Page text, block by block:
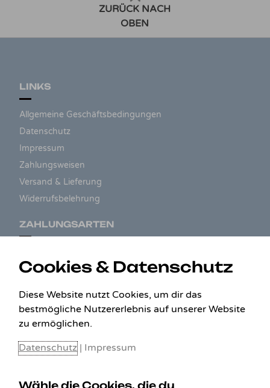
ZURÜCK NACH
OBEN
LINKS
Allgemeine Geschäftsbedingungen
Datenschutz
Impressum
Zahlungsweisen
Versand & Lieferung
Widerrufsbelehrung
ZAHLUNGSARTEN
Cookies & Datenschutz
Diese Website nutzt Cookies, um dir das
bestmögliche Nutzererlebnis auf unserer Website
zu ermöglichen.
Datenschutz | Impressum
Wähle die Cookies, die du